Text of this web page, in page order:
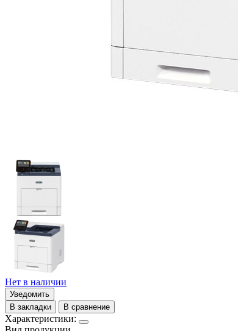
Нет в наличии
Уведомить
В закладки
В сравнение
Характеристики: